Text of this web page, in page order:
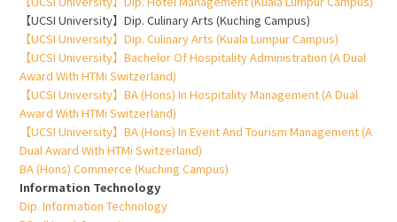
【UCSI University】Dip. Culinary Arts (Kuching Campus)
【UCSI University】Dip. Culinary Arts (Kuala Lumpur Campus)
【UCSI University】Bachelor Of Hospitality Administration (A Dual
Award With HTMi Switzerland)
【UCSI University】BA (Hons) In Hospitality Management (A Dual
Award With HTMi Switzerland)
【UCSI University】BA (Hons) In Event And Tourism Management (A
Dual Award With HTMi Switzerland)
BA (Hons) Commerce (Kuching Campus)
Information Technology
Dip. Information Technology